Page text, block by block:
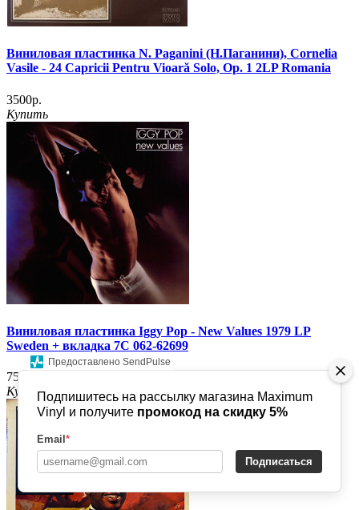
Виниловая пластинка N. Paganini (Н.Паганини), Cornelia
Vasile - 24 Capricii Pentru Vioară Solo, Op. 1 2LP Romania
3500р.
Купить
Виниловая пластинка Iggy Pop - New Values 1979 LP
Sweden + вкладка 7C 062-62699
7500р.
КупитьПодпишитесь на рассылку магазина Maximum
Vinyl и получите промокод на скидку 5%
Email *
Подписаться
Предоставлено SendPulse